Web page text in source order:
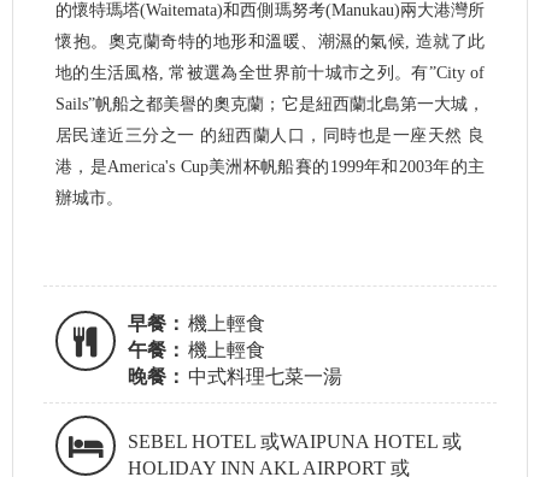
的懷特瑪塔(Waitemata)和西側瑪努考(Manukau)兩大港灣所
懷抱。奧克蘭奇特的地形和溫暖、潮濕的氣候, 造就了此
地的生活風格, 常被選為全世界前十城市之列。有”City of
Sails”帆船之都美譽的奧克蘭；它是紐西蘭北島第一大城，
居民達近三分之一 的紐西蘭人口，同時也是一座天然 良
港，是America's Cup美洲杯帆船賽的1999年和2003年的主
辦城市。
早餐： 機上輕食
午餐： 機上輕食
晚餐： 中式料理七菜一湯
SEBEL HOTEL 或WAIPUNA HOTEL 或
HOLIDAY INN AKL AIRPORT 或